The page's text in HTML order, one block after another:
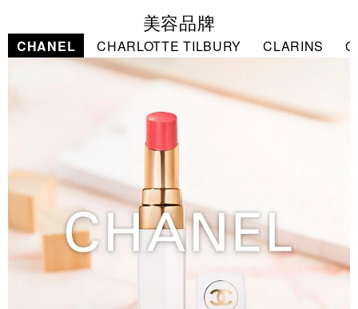
美容品牌
CHANEL CHARLOTTE TILBURY CLARINS